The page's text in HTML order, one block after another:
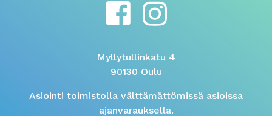
Myllytullinkatu 4
90130 Oulu
Asiointi toimistolla välttämättömissä asioissa
ajanvarauksella.